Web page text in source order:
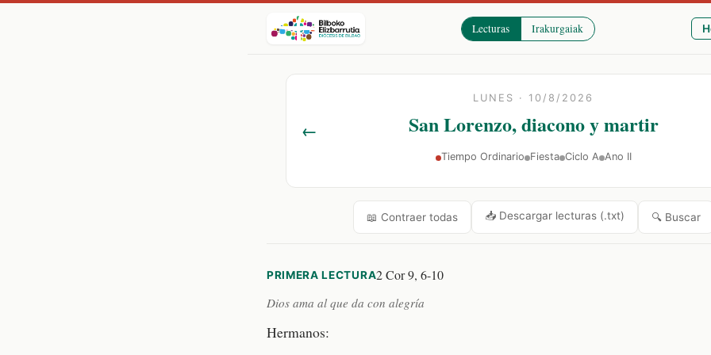
Lecturas Irakurgaiak
←
LUNES · 10/8/2026
San Lorenzo, diacono y martir
Tiempo Ordinario Fiesta Ciclo A Ano II
📖 Contraer todas 📥 Descargar lecturas (.txt) 🔍 Buscar
PRIMERA LECTURA2 Cor 9, 6-10
Dios ama al que da con alegría
Hermanos: